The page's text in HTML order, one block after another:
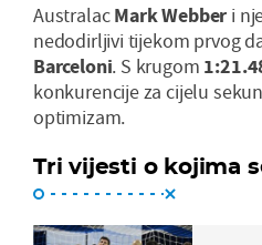
AustralacMark Webber i
nedodirljivi tijekom prvog
Barceloni. S krugom
konkurencije za cijelu
optimizam.
Tri vijesti o kojima